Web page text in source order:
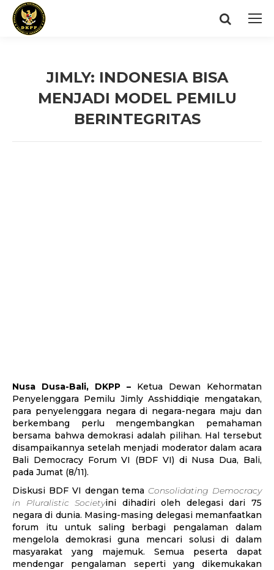
Search:
JIMLY: INDONESIA BISA
MENJADI MODEL PEMILU
BERINTEGRITAS
Nusa Dusa-Bali, DKPP – Ketua Dewan Kehormatan
Penyelenggara Pemilu Jimly Asshiddiqie mengatakan,
para penyelenggara negara di negara-negara maju dan
berkembang perlu mengembangkan pemahaman
bersama bahwa demokrasi adalah pilihan. Hal tersebut
disampaikannya setelah menjadi moderator dalam acara
Bali Democracy Forum VI (BDF VI) di Nusa Dua, Bali,
pada Jumat (8/11).
Diskusi BDF VI dengan tema Consolidating Democracy
in Pluralistic Societyini dihadiri oleh delegasi dari 75
negara di dunia. Masing-masing delegasi memanfaatkan
forum itu untuk saling berbagi pengalaman dalam
mengelola demokrasi guna mencari solusi di dalam
masyarakat yang majemuk. Semua peserta dapat
mendengar pengalaman seperti yang dikemukakan